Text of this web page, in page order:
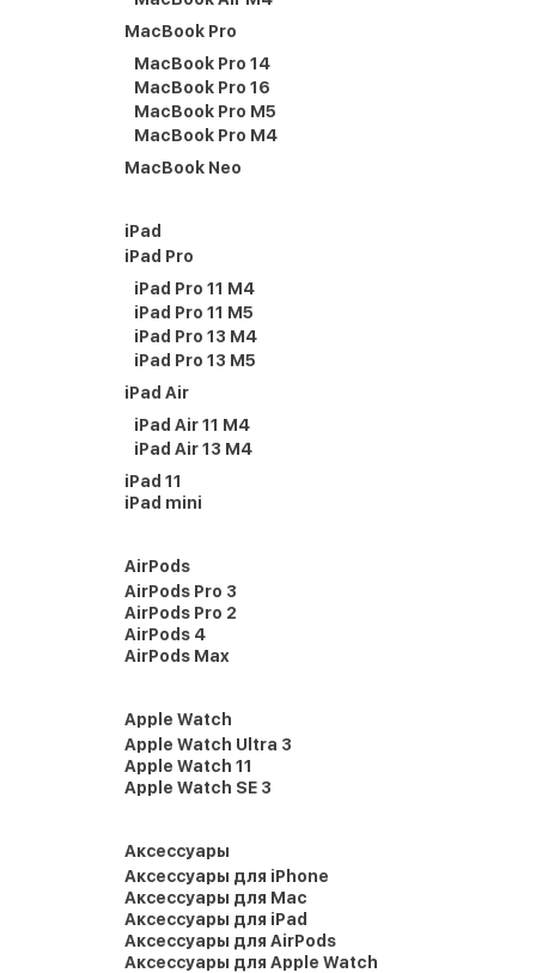
MacBook Pro
MacBook Pro 14
MacBook Pro 16
MacBook Pro M5
MacBook Pro M4
MacBook Neo
iPad
iPad Pro
iPad Pro 11 M4
iPad Pro 11 M5
iPad Pro 13 M4
iPad Pro 13 M5
iPad Air
iPad Air 11 M4
iPad Air 13 M4
iPad 11
iPad mini
AirPods
AirPods Pro 3
AirPods Pro 2
AirPods 4
AirPods Max
Apple Watch
Apple Watch Ultra 3
Apple Watch 11
Apple Watch SE 3
Аксессуары
Аксессуары для iPhone
Аксессуары для Mac
Аксессуары для iPad
Аксессуары для AirPods
Аксессуары для Apple Watch